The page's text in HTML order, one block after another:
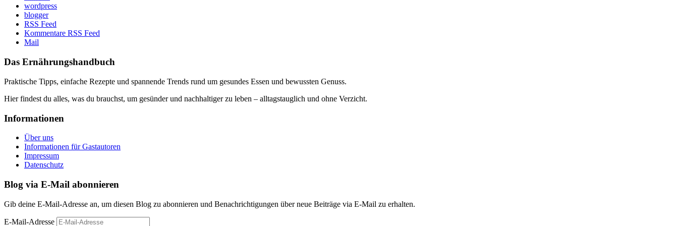
wordpress
blogger
RSS Feed
Kommentare RSS Feed
Mail
Das Ernährungshandbuch
Praktische Tipps, einfache Rezepte und spannende Trends rund um gesundes Essen und bewussten Genuss.
Hier findest du alles, was du brauchst, um gesünder und nachhaltiger zu leben – alltagstauglich und ohne Verzicht.
Informationen
Über uns
Informationen für Gastautoren
Impressum
Datenschutz
Blog via E-Mail abonnieren
Gib deine E-Mail-Adresse an, um diesen Blog zu abonnieren und Benachrichtigungen über neue Beiträge via E-Mail zu erhalten.
E-Mail-Adresse